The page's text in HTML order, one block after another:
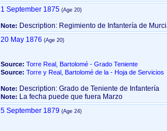
1 September 1875
Note: Description: Regimiento de Infantería de
20 May 1876
Source: Torre Real, Bartolomé - Grado Teniente
Source: Torre y Real, Bartolomé de la - Hoja de Servicios
Note: Description: Grado de Teniente de Infantería
Note: La fecha puede que fuera Marzo
5 September 1879